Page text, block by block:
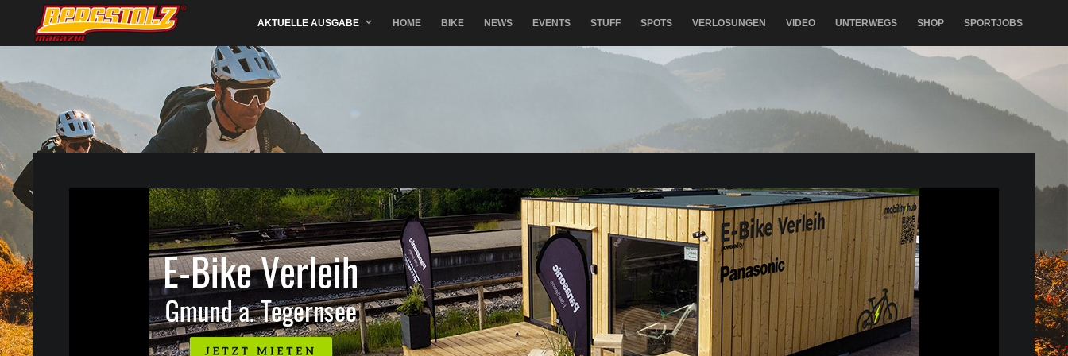
AKTUELLE AUSGABE HOME BIKE NEWS EVENTS STUFF SPOTS VERLOSUNGEN VIDEO UNTERWEGS SHOP SPORTJOBS